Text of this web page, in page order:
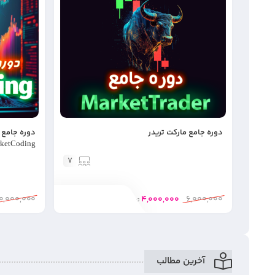
دوره جامع مارکت تریدر
7
6,000,000
4,000,000 تومان
دوره جامع
آخرین مطالب